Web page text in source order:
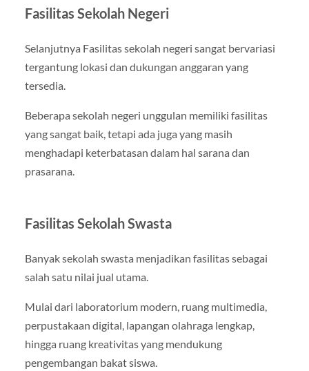
Fasilitas Sekolah Negeri
Selanjutnya Fasilitas sekolah negeri sangat bervariasi
tergantung lokasi dan dukungan anggaran yang
tersedia.
Beberapa sekolah negeri unggulan memiliki fasilitas
yang sangat baik, tetapi ada juga yang masih
menghadapi keterbatasan dalam hal sarana dan
prasarana.
Fasilitas Sekolah Swasta
Banyak sekolah swasta menjadikan fasilitas sebagai
salah satu nilai jual utama.
Mulai dari laboratorium modern, ruang multimedia,
perpustakaan digital, lapangan olahraga lengkap,
hingga ruang kreativitas yang mendukung
pengembangan bakat siswa.